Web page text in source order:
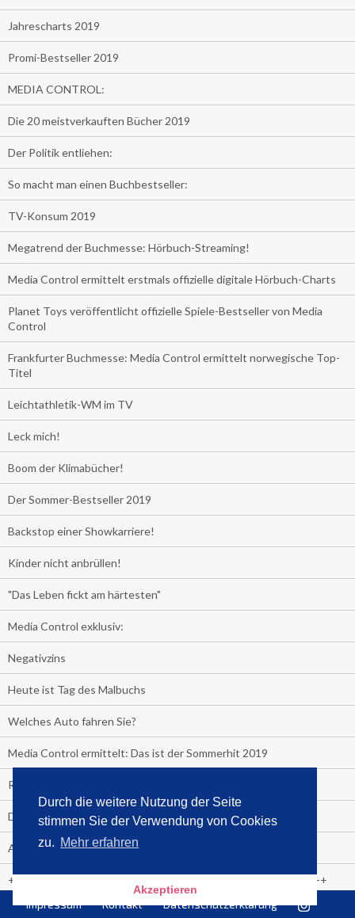
Durch die weitere Nutzung der Seite
stimmen Sie der Verwendung von Cookies
zu. Mehr erfahren
Akzeptieren
Jahrescharts 2019
Promi-Bestseller 2019
MEDIA CONTROL:
Die 20 meistverkauften Bücher 2019
Der Politik entliehen:
So macht man einen Buchbestseller:
TV-Konsum 2019
Megatrend der Buchmesse: Hörbuch-Streaming!
Media Control ermittelt erstmals offizielle digitale Hörbuch-Charts
Planet Toys veröffentlicht offizielle Spiele-Bestseller von Media
Control
Frankfurter Buchmesse: Media Control ermittelt norwegische Top-
Titel
Leichtathletik-WM im TV
Leck mich!
Boom der Klimabücher!
Der Sommer-Bestseller 2019
Backstop einer Showkarriere!
Kinder nicht anbrüllen!
"Das Leben fickt am härtesten"
Media Control exklusiv:
Negativzins
Heute ist Tag des Malbuchs
Welches Auto fahren Sie?
Media Control ermittelt: Das ist der Sommerhit 2019
Rammstein, "Tatort" und ein Känguru an der Spitze
Die Promi-Bestseller 1. Halbjahr 2019
Alle Bestseller in der Übersicht
+++++ Media Control News +++++ Media Control News +++++
Media Control beruft Arnd von Conrady zum Leiter E-Commerce
Impressum Kontakt Datenschutzerklärung